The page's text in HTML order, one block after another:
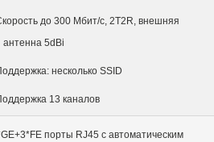
до 300 Мбит/с, 2T2R, внешняя
антенна 5dBi
несколько SSID
13 каналов
порты RJ45 с автоматическим